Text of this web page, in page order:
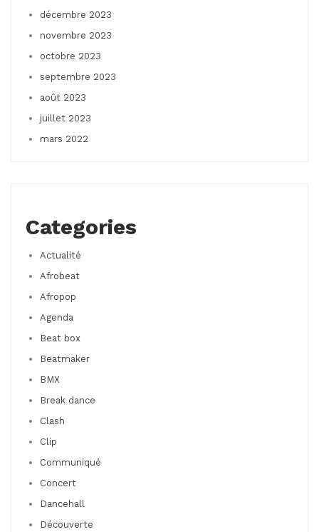
décembre 2023
novembre 2023
octobre 2023
septembre 2023
août 2023
juillet 2023
mars 2022
Categories
Actualité
Afrobeat
Afropop
Agenda
Beat box
Beatmaker
BMX
Break dance
Clash
Clip
Communiqué
Concert
Dancehall
Découverte